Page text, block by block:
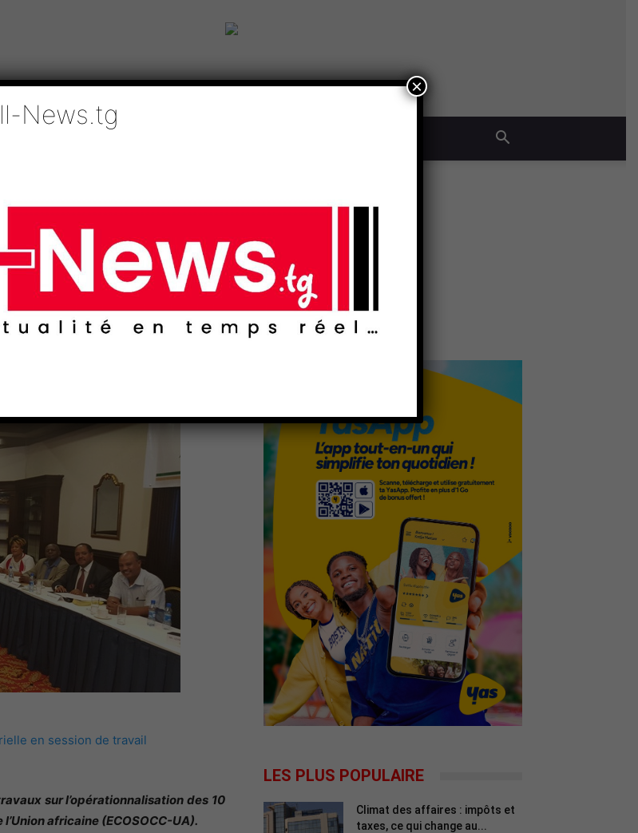
de
sur l’opérationnalisation des 10
africaine (ECOSOCC-UA).
LES PLUS POPULAIRE
Climat des affaires : impôts et
taxes, ce qui change au...
News.tg
×